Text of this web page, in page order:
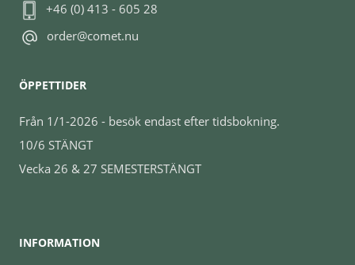
+46 (0) 413 - 605 28
order@comet.nu
ÖPPETTIDER
Från 1/1-2026 - besök endast efter tidsbokning.
10/6 STÄNGT
Vecka 26 & 27 SEMESTERSTÄNGT
INFORMATION